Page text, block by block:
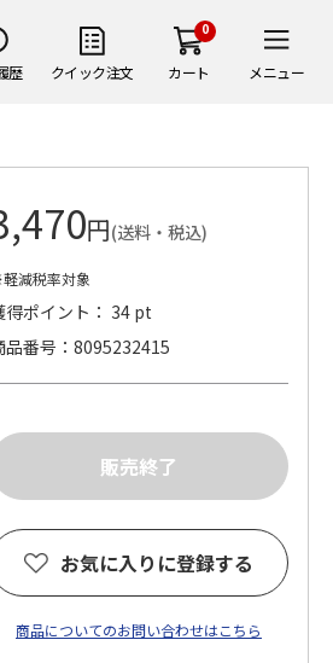
歴 クイック注文
0
カート メニュー
円(送料・税込)
減税率対象
得ポイント： 34 pt
品番号
8095232415
お気に入りに登録する
商品についてのお問い合わせはこちら